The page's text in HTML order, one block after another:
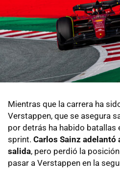
Mientras que la carrera ha
Verstappen, que se asegura
por detrás ha habido batallas
sprint. Carlos Sainz adelantó
salida, pero perdió la
pasar a Verstappen en la